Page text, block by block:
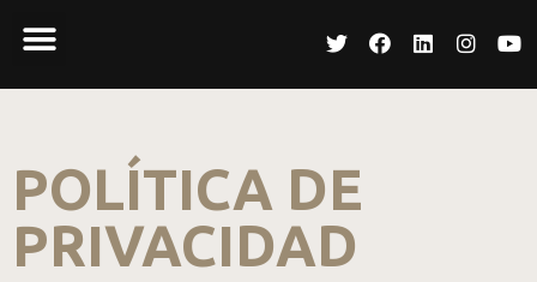
POLÍTICA DE
PRIVACIDAD